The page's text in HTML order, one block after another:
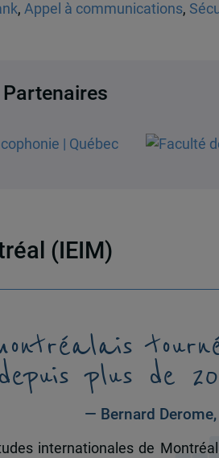
, Appel à communications,
Partenaires
(IEIM)
plus de
— Bernard
internationales de